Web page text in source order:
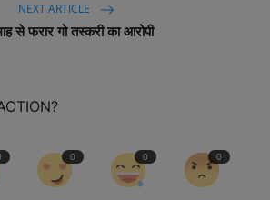
NEXT ARTICLE
से फरार गो तस्करी का आरोपी
0 0 0